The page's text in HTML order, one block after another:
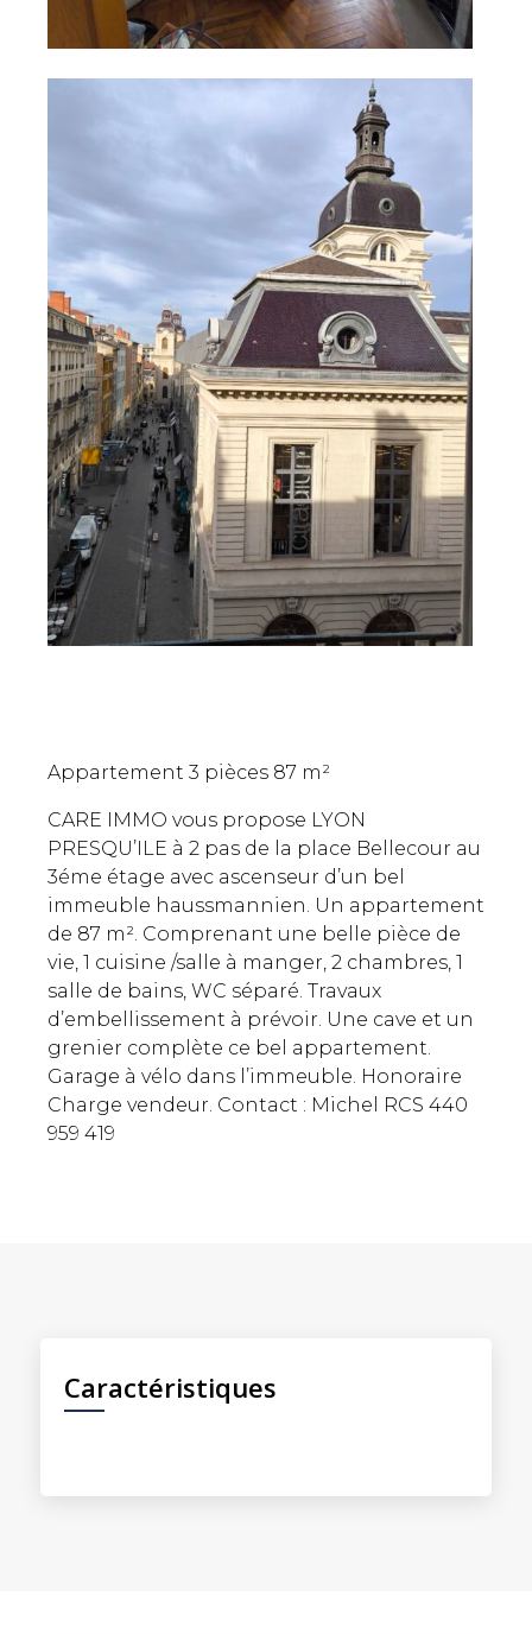
Appartement 3 pièces 87 m²
CARE IMMO vous propose LYON
PRESQU’ILE à 2 pas de la place Bellecour au
3éme étage avec ascenseur d’un bel
immeuble haussmannien. Un appartement
de 87 m². Comprenant une belle pièce de
vie, 1 cuisine /salle à manger, 2 chambres, 1
salle de bains, WC séparé. Travaux
d’embellissement à prévoir. Une cave et un
grenier complète ce bel appartement.
Garage à vélo dans l’immeuble. Honoraire
Charge vendeur. Contact : Michel RCS 440
959 419
Caractéristiques